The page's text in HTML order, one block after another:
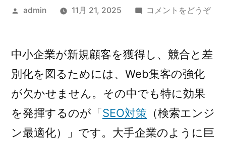
投
admin 11月 21, 2025 コメントをどうぞ(中
業
る
対
中小企業が新規顧客を獲得し、競合と差
別化を図るためには、Web集客の強化
が欠かせません。その中でも特に効果
を発揮するのが「SEO対策 （検索エンジ
ン最適化）」です。大手企業のように巨